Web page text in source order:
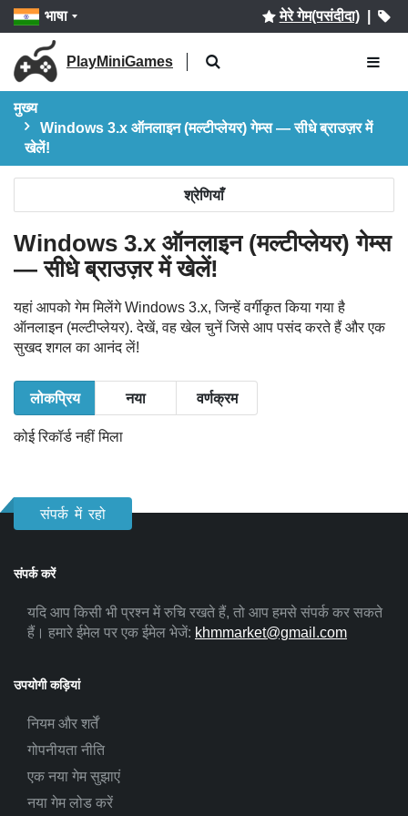
भाषा मेरे गेम(पसंदीदा)|
PlayMiniGames
मुख्य
Windows 3.x ऑनलाइन (मल्टीप्लेयर) गेम्स — सीधे ब्राउज़र में
खेलें!
श्रेणियाँ
Windows 3.x ऑनलाइन (मल्टीप्लेयर) गेम्स
— सीधे ब्राउज़र में खेलें!
यहां आपको गेम मिलेंगे Windows 3.x, जिन्हें वर्गीकृत किया गया है
ऑनलाइन (मल्टीप्लेयर). देखें, वह खेल चुनें जिसे आप पसंद करते हैं और एक
सुखद शगल का आनंद लें!
लोकप्रिय नया वर्णक्रम
कोई रिकॉर्ड नहीं मिला
संपर्क में रहो
संपर्क करें
यदि आप किसी भी प्रश्न में रुचि रखते हैं, तो आप हमसे संपर्क कर सकते
हैं। हमारे ईमेल पर एक ईमेल भेजें: khmmarket@gmail.com
उपयोगी कड़ियां
नियम और शर्तें
गोपनीयता नीति
एक नया गेम सुझाएं
नया गेम लोड करें